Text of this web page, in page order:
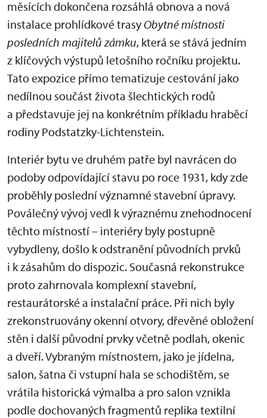
měsících dokončena rozsáhlá obnova a nová
instalace prohlídkové trasy Obytné místnosti
posledních majitelů zámku, která se stává jedním
z klíčových výstupů letošního ročníku projektu.
Tato expozice přímo tematizuje cestování jako
nedílnou součást života šlechtických rodů
a představuje jej na konkrétním příkladu hraběcí
rodiny Podstatzky-Lichtenstein.
Interiér bytu ve druhém patře byl navrácen do
podoby odpovídající stavu po roce 1931, kdy zde
proběhly poslední významné stavební úpravy.
Poválečný vývoj vedl k výraznému znehodnocení
těchto místností – interiéry byly postupně
vybydleny, došlo k odstranění původních prvků
i k zásahům do dispozic. Současná rekonstrukce
proto zahrnovala komplexní stavební,
restaurátorské a instalační práce. Při nich byly
zrekonstruovány okenní otvory, dřevěné obložení
stěn i další původní prvky včetně podlah, okenic
a dveří. Vybraným místnostem, jako je jídelna,
salon, šatna či vstupní hala se schodištěm, se
vrátila historická výmalba a pro salon vznikla
podle dochovaných fragmentů replika textilní